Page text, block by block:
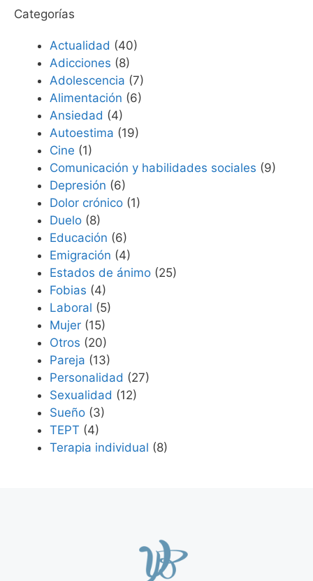
Categorías
Actualidad (40)
Adicciones (8)
Adolescencia (7)
Alimentación (6)
Ansiedad (4)
Autoestima (19)
Cine (1)
Comunicación y habilidades sociales (9)
Depresión (6)
Dolor crónico (1)
Duelo (8)
Educación (6)
Emigración (4)
Estados de ánimo (25)
Fobias (4)
Laboral (5)
Mujer (15)
Otros (20)
Pareja (13)
Personalidad (27)
Sexualidad (12)
Sueño (3)
TEPT (4)
Terapia individual (8)